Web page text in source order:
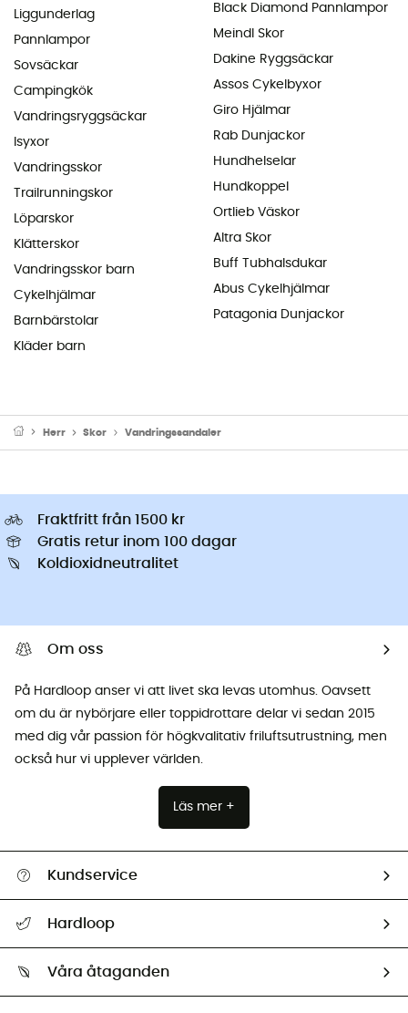
Liggunderlag
Pannlampor
Sovsäckar
Campingkök
Vandringsryggsäckar
Isyxor
Vandringsskor
Trailrunningskor
Löparskor
Klätterskor
Vandringsskor barn
Cykelhjälmar
Barnbärstolar
Kläder barn
Black Diamond Pannlampor
Meindl Skor
Dakine Ryggsäckar
Assos Cykelbyxor
Giro Hjälmar
Rab Dunjackor
Hundhelselar
Hundkoppel
Ortlieb Väskor
Altra Skor
Buff Tubhalsdukar
Abus Cykelhjälmar
Patagonia Dunjackor
Herr Skor Vandringssandaler
Fraktfritt från 1500 kr
Gratis retur inom 100 dagar
Koldioxidneutralitet
Om oss
På Hardloop anser vi att livet ska levas utomhus. Oavsett
om du är nybörjare eller toppidrottare delar vi sedan 2015
med dig vår passion för högkvalitativ friluftsutrustning, men
också hur vi upplever världen.
Läs mer +
Kundservice
Retur & återbetalning
Hardloop
Våra åtaganden